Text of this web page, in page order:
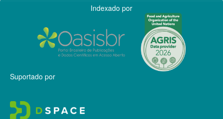
Indexado por
Suportado por